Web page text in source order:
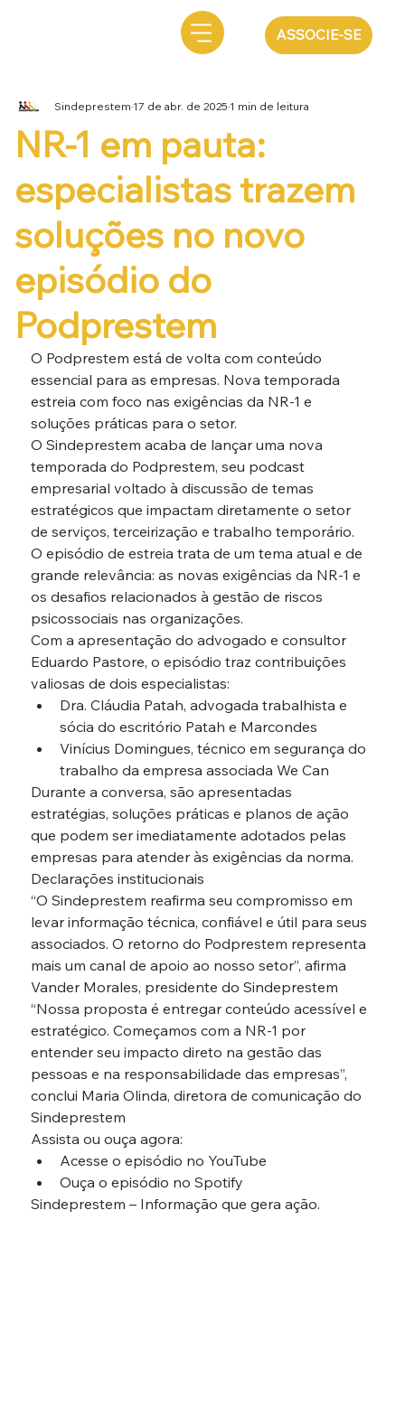
ASSOCIE-SE
NR-1 em pauta:
especialistas trazem
soluções no novo
episódio do
Podprestem
Sindeprestem17 de abr. de 20251 min de leitura
O Podprestem está de volta com conteúdo
essencial para as empresas. Nova temporada
estreia com foco nas exigências da NR-1 e
soluções práticas para o setor.
O Sindeprestem acaba de lançar uma nova
temporada do Podprestem, seu podcast
empresarial voltado à discussão de temas
estratégicos que impactam diretamente o setor
de serviços, terceirização e trabalho temporário.
O episódio de estreia trata de um tema atual e de
grande relevância: as novas exigências da NR-1 e
os desafios relacionados à gestão de riscos
psicossociais nas organizações.
Com a apresentação do advogado e consultor
Eduardo Pastore, o episódio traz contribuições
valiosas de dois especialistas:
Dra. Cláudia Patah, advogada trabalhista e
sócia do escritório Patah e Marcondes
Vinícius Domingues, técnico em segurança do
trabalho da empresa associada We Can
Durante a conversa, são apresentadas
estratégias, soluções práticas e planos de ação
que podem ser imediatamente adotados pelas
empresas para atender às exigências da norma.
Declarações institucionais
“O Sindeprestem reafirma seu compromisso em
levar informação técnica, confiável e útil para seus
associados. O retorno do Podprestem representa
mais um canal de apoio ao nosso setor”, afirma
Vander Morales, presidente do Sindeprestem
“Nossa proposta é entregar conteúdo acessível e
estratégico. Começamos com a NR-1 por
entender seu impacto direto na gestão das
pessoas e na responsabilidade das empresas”,
conclui Maria Olinda, diretora de comunicação do
Sindeprestem
Assista ou ouça agora:
Acesse o episódio no YouTube
Ouça o episódio no Spotify
Sindeprestem – Informação que gera ação.